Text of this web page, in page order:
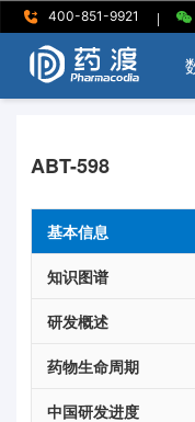
400-851-9921 |
ABT-598
基本信息
知识图谱
研发概述
药物生命周期
中国研发进度